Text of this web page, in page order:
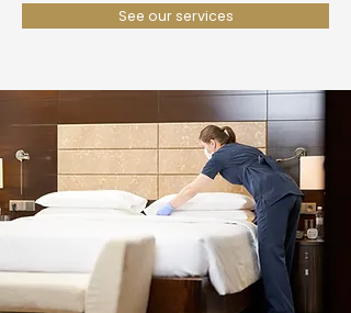
See our services